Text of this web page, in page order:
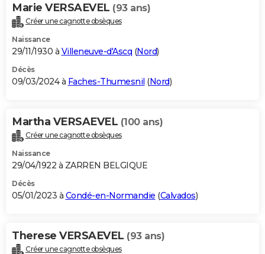
Carte de Noël
Carte Bonne année
Carte Saint-Valentin
Carte Pâques
Carte d'anniversaire
DICTIONNAIRE
Dictionnaire
Biographies
Citations
Expressions
Proverbes
PROGRAMME TV
S'inscrire
Se connecter
Lycées
Collèges
Primaires
Universités
Entreprises
Service militaire
Avis de recherche
AVIS DE DÉCÈS
Bricolage
Lifestyle
Culture
Sport
Auto
Television
Voyage
Cinema
Marie VERSAEVEL (93 ans)
Créer une cagnotte obsèques
Naissance
29/11/1930 à Villeneuve-d'Ascq (Nord)
Décès
09/03/2024 à Faches-Thumesnil (Nord)
Martha VERSAEVEL (100 ans)
Créer une cagnotte obsèques
Naissance
29/04/1922 à ZARREN BELGIQUE
Décès
05/01/2023 à Condé-en-Normandie (Calvados)
Therese VERSAEVEL (93 ans)
Créer une cagnotte obsèques